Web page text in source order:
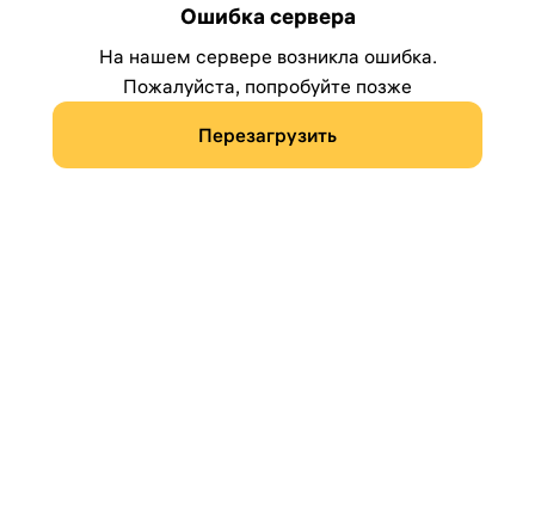
Ошибка сервера
На нашем сервере возникла ошибка.
Пожалуйста, попробуйте позже
Перезагрузить